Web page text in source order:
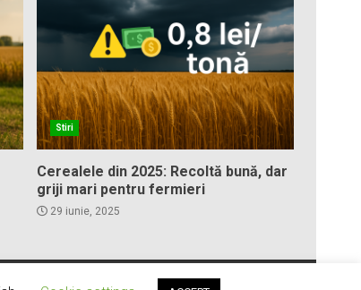
Stiri
Cerealele din 2025: Recoltă bună, dar
griji mari pentru fermieri
29 iunie, 2025